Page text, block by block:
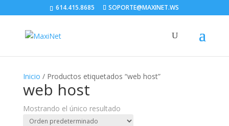
614.415.8685 SOPORTE@MAXINET.WS
Inicio / Productos etiquetados “web host”
web host
Mostrando el único resultado